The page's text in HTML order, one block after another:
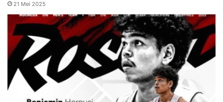
21 Mei 2025